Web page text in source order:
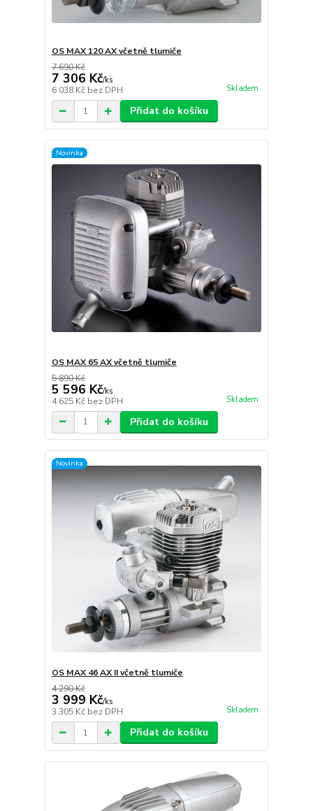
OS MAX 120 AX včetně tlumiče
7 690 Kč
7 306 Kč/ks
6 038 Kč bez DPH Skladem
Přidat do košíku
Novinka
OS MAX 65 AX včetně tlumiče
5 890 Kč
5 596 Kč/ks
4 625 Kč bez DPH Skladem
Přidat do košíku
Novinka
OS MAX 46 AX II včetně tlumiče
4 290 Kč
3 999 Kč/ks
3 305 Kč bez DPH Skladem
Přidat do košíku